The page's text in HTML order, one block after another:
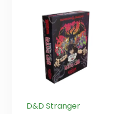
D&D Stranger